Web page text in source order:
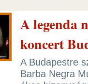
A legenda
koncert
A Budapestre
Barba Negra